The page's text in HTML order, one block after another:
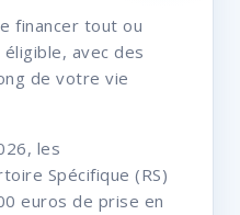
financer tout ou
avec des
de votre vie
les
Spécifique (RS)
euros de prise en